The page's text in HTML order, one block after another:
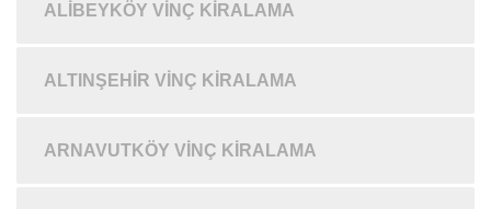
ALIBEYKÖY VINÇ KIRALAMA
ALTINŞEHIR VINÇ KIRALAMA
ARNAVUTKÖY VINÇ KIRALAMA